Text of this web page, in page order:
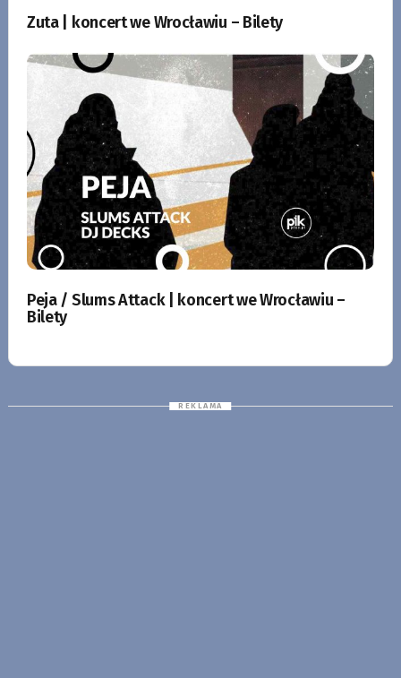
Zuta | koncert we Wrocławiu – Bilety
Peja / Slums Attack | koncert we Wrocławiu –
Bilety